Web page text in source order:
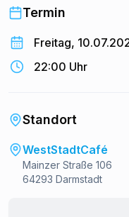
Termin
Freitag,
22:00 Uhr
Standort
WestStadtCafé
Mainzer Straße 106
64293 Darmstadt